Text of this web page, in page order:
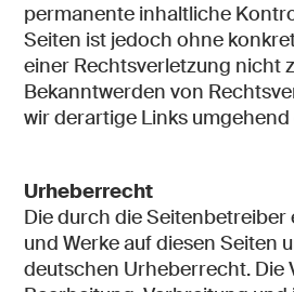
permanente inhaltliche
Seiten ist jedoch ohne
einer Rechtsverletzung nicht
Bekanntwerden von
wir derartige Links
Urheberrecht
Die durch die
und Werke auf diesen Seiten
deutschen Urheberrecht. Die